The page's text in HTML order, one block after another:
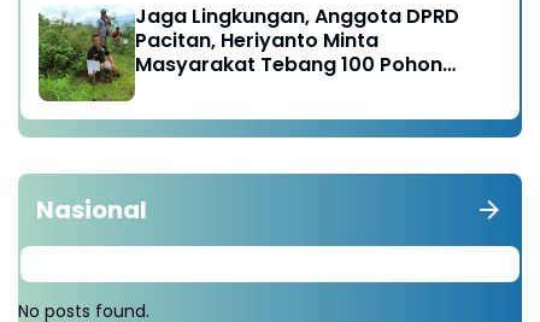
Jaga Lingkungan, Anggota DPRD
Pacitan, Heriyanto Minta
Masyarakat Tebang 100 Pohon
Nasional
No posts found.